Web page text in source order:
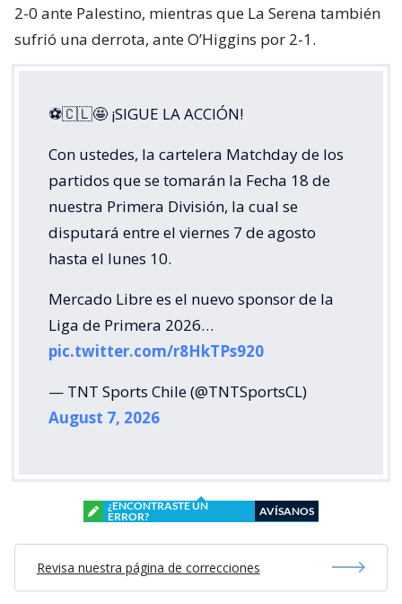
2-0 ante Palestino, mientras que La Serena también
sufrió una derrota, ante O’Higgins por 2-1.
⚽🇨🇱🤩 ¡SIGUE LA ACCIÓN!
Con ustedes, la cartelera Matchday de los
partidos que se tomarán la Fecha 18 de
nuestra Primera División, la cual se
disputará entre el viernes 7 de agosto
hasta el lunes 10.
Mercado Libre es el nuevo sponsor de la
Liga de Primera 2026…
pic.twitter.com/r8HkTPs920
— TNT Sports Chile (@TNTSportsCL)
August 7, 2026
¿ENCONTRASTE UN
ERROR?
AVÍSANOS
Revisa nuestra página de correcciones